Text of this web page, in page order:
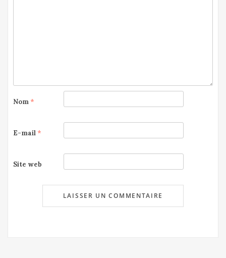
Nom *
E-mail *
Site web